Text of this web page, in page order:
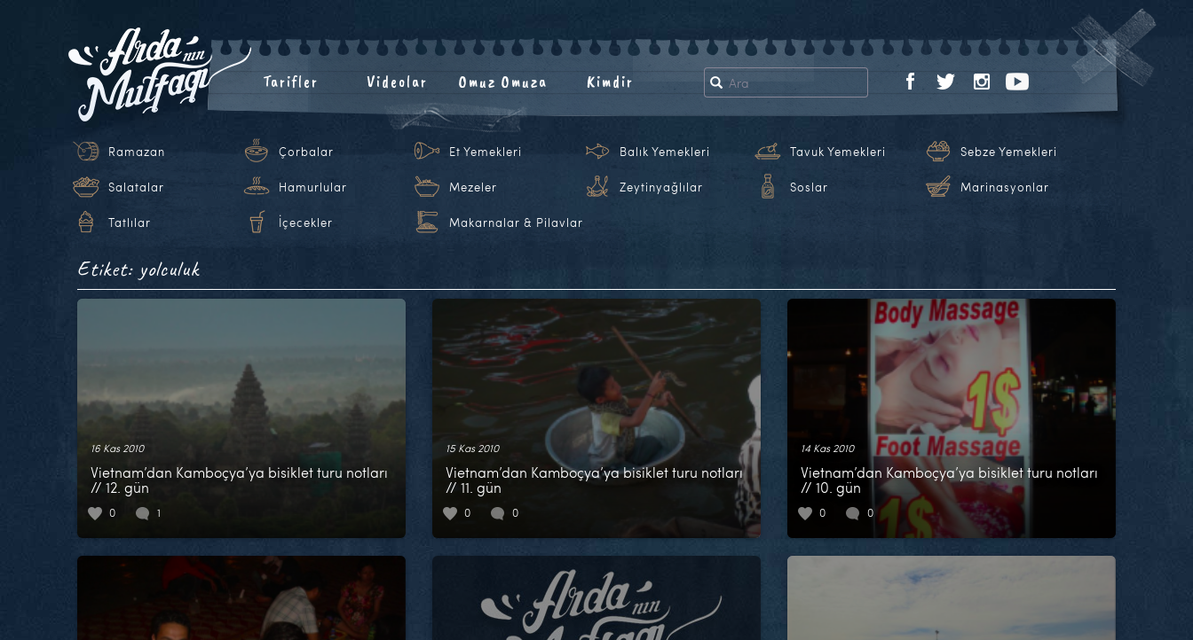
Tarifler Videolar Omuz Omuza Kimdir
Ramazan Çorbalar Et Yemekleri Balık Yemekleri Tavuk Yemekleri Sebze Yemekleri
Salatalar Hamurlular Mezeler Zeytinyağlılar Soslar Marinasyonlar
Tatlılar İçecekler Makarnalar & Pilavlar
Etiket: yolculuk
16 Kas 2010
Vietnam’dan Kamboçya’ya bisiklet turu notları
// 12. gün
0 1
15 Kas 2010
Vietnam’dan Kamboçya’ya bisiklet turu notları
// 11. gün
0 0
14 Kas 2010
Vietnam’dan Kamboçya’ya bisiklet turu notları
// 10. gün
0 0